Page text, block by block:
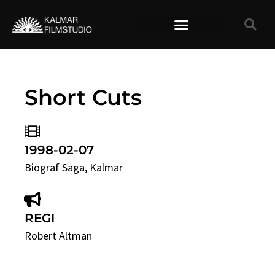
Short Cuts
1998-02-07
Biograf Saga, Kalmar
REGI
Robert Altman